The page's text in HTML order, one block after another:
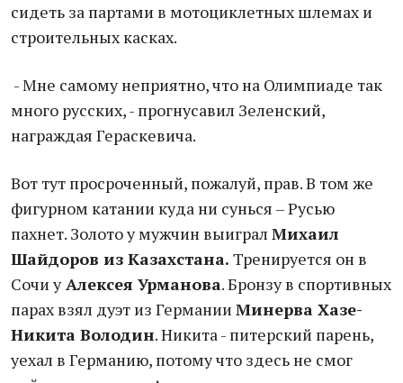
сидеть за партами в мотоциклетных шлемах и
строительных касках.
- Мне самому неприятно, что на Олимпиаде так
много русских, - прогнусавил Зеленский,
награждая Гераскевича.
Вот тут просроченный, пожалуй, прав. В том же
фигурном катании куда ни сунься – Русью
пахнет. Золото у мужчин выиграл Михаил
Шайдоров из Казахстана. Тренируется он в
Сочи уАлексея Урманова. Бронзу в спортивных
парах взял дуэт из Германии Минерва Хазе-
Никита Володин. Никита - питерский парень,
уехал в Германию, потому что здесь не смог